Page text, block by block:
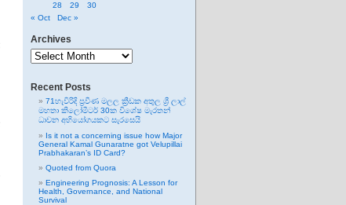
28
29
30
« Oct
Dec »
Archives
Archives
Recent Posts
71හැවිරිදි ප්‍රවීණ මලල ක්‍රීඩක අතුල ශ්‍රී ලාල්
මහතා කිලෝමීටර් 30ක විශේෂ මැරතන්
ධාවන අභියෝගයකට සැරසෙයි
Is it not a concerning issue how Major
General Kamal Gunaratne got Velupillai
Prabhakaran’s ID Card?
Quoted from Quora
Engineering Prognosis: A Lesson for
Health, Governance, and National
Survival